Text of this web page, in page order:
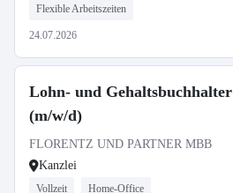
Flexible Arbeitszeiten
24.07.2026
Lohn- und Gehaltsbuchhalter
(m/w/d)
FLORENTZ UND PARTNER MBB
Kanzlei
Vollzeit Home-Office